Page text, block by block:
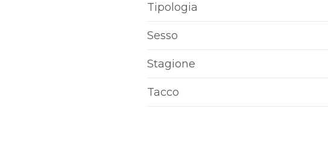
Tipologia
Sesso
Stagione
Tacco